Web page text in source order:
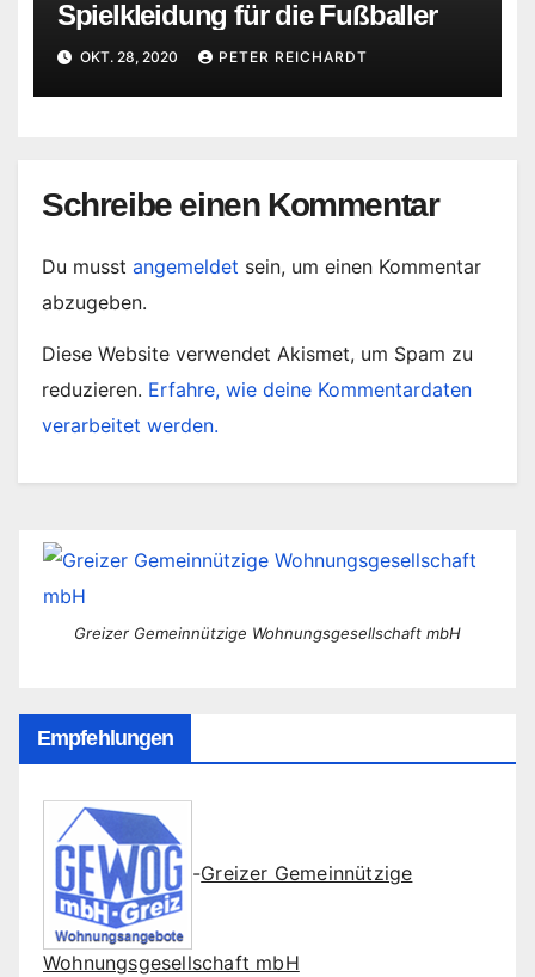
Spielkleidung für die Fußballer
OKT. 28, 2020 PETER REICHARDT
Schreibe einen Kommentar
Du musst angemeldet sein, um einen Kommentar
abzugeben.
Diese Website verwendet Akismet, um Spam zu
reduzieren. Erfahre, wie deine Kommentardaten
verarbeitet werden.
Greizer Gemeinnützige Wohnungsgesellschaft mbH
Empfehlungen
-Greizer Gemeinnützige
Wohnungsgesellschaft mbH